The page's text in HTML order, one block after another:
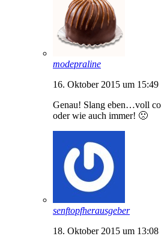
modepraline
16. Oktober 2015 um
Genau! Slang eben…voll
oder wie auch immer! 🙁
senftopfherausgeber
18. Oktober 2015 um